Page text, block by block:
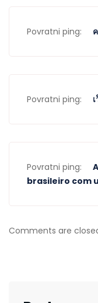
Povratni ping:
Povratni ping:
Povratni ping:
brasileiro com
Comments are